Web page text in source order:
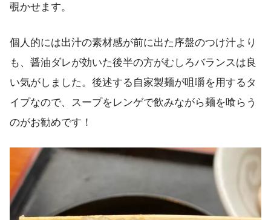
覗かせます。
個人的には出汁の素材感が前に出た序盤のつけ汁より
も、醤油ダレが効いた後半の方がむしろバランスは良
い気がしました。後述する自家製麺が咀嚼を用するタ
イプなので、スープをレンゲで飲みながら麺を喰らう
のがお勧めです！